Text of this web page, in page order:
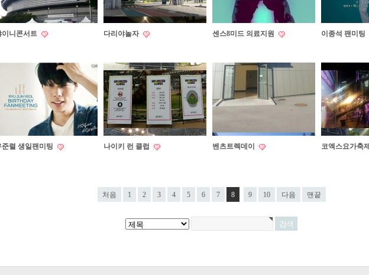
이니콘서트 다리야놀자 센스8미드 의료지원 이종석 팬미팅
준렬 생일팬미팅 나이키 런 클럽 벤츠트렉데이 코엑스요가축제
처음 1 2 3 4 5 6 7 8 9 10 다음 맨끝